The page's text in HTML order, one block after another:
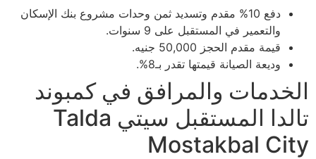
دفع 10% مقدم وتسديد ثمن وحدات مشروع بنك الإسكان
والتعمير في المستقبل على 9 سنوات.
قيمة مقدم الحجز 50,000 جنيه.
وديعة الصيانة قيمتها تقدر بـ8%.
الخدمات والمرافق في كمبوند
تالدا المستقبل سيتي Talda
Mostakbal City